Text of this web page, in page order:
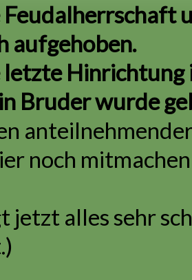
aufgehoben.
Hinrichtung
Bruder wurde
noch
jetzt alles sehr